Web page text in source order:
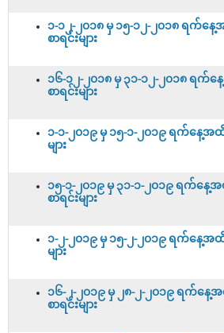
၁-၁၂-၂၀၁၈ မှ ၁၅-၁၂-၂၀၁၈ ရက်န
စာရင်းများ
၁၆-၁၂-၂၀၁၈ မှ ၃၁-၁၂-၂၀၁၈ ရက်
စာရင်းများ
၁-၁-၂၀၁၉ မှ ၁၅-၁-၂၀၁၉ ရက်နေ့အ
များ
၁၅-၁-၂၀၁၉ မှ ၃၁-၁-၂၀၁၉ ရက်နေ့
စာရင်းများ
၁-၂-၂၀၁၉ မှ ၁၅-၂-၂၀၁၉ ရက်နေ့အ
များ
၁၆-၂-၂၀၁၉ မှ ၂၈-၂-၂၀၁၉ ရက်နေ့
စာရင်းများ